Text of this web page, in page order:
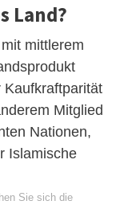
Land?
mittlerem
Mitglied
Nationen,
Islamische
Sie sich die